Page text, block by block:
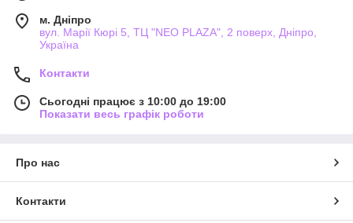
м. Дніпро
вул. Марії Кюрі 5, ТЦ "NEO PLAZA", 2 поверх, Дніпро,
Україна
Контакти
Сьогодні працює з 10:00 до 19:00
Показати весь графік роботи
Про нас
Контакти